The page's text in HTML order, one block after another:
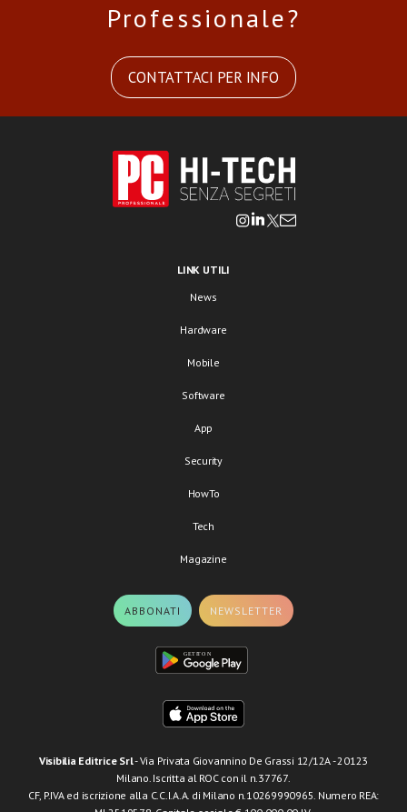
Professionale?
CONTATTACI PER INFO
LINK UTILI
News
Hardware
Mobile
Software
App
Security
HowTo
Tech
Magazine
ABBONATI NEWSLETTER
Visibilia Editrice Srl- Via Privata Giovannino De Grassi 12/12A - 20123
Milano. Iscritta al ROC con il n.37767.
CF, P.IVA ed iscrizione alla C.C.I.A.A. di Milano n.10269990965. Numero REA: